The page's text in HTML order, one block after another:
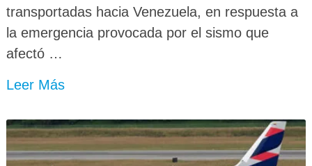
transportadas hacia Venezuela, en respuesta a
la emergencia provocada por el sismo que
afectó …
Leer Más